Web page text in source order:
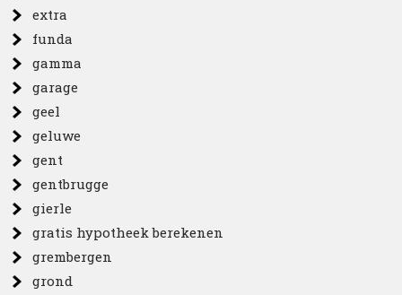
extra
funda
gamma
garage
geel
geluwe
gent
gentbrugge
gierle
gratis hypotheek berekenen
grembergen
grond